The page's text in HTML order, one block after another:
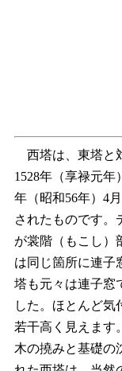
西塔は、東塔と
1528年（享禄元年
年（昭和56年）4
されたものです。
が裳階（もこし）
は同じ箇所に連子
塔も元々は連子窓
した。ほとんど気
若干高く見えます
木の撓みと基礎の